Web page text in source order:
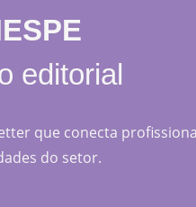
editorial
que conecta
do setor.